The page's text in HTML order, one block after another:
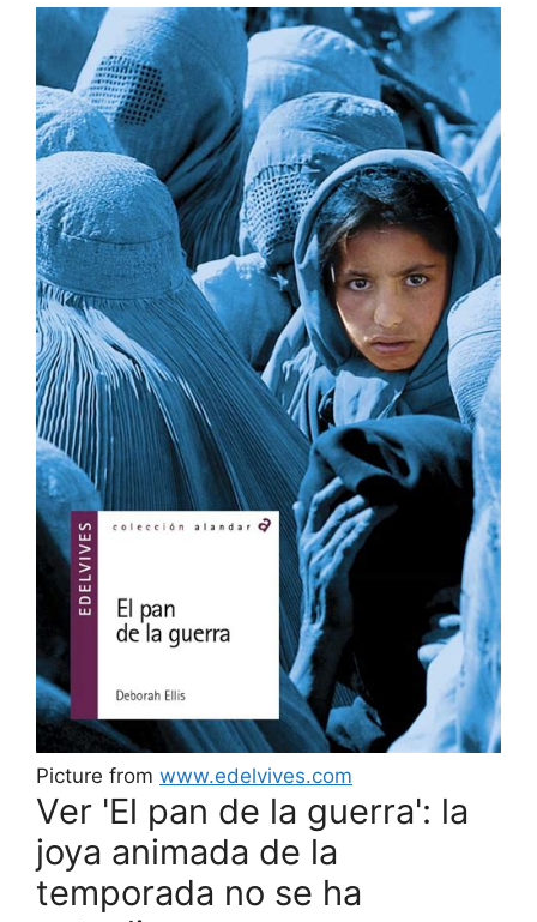
Picture from www.edelvives.com
Ver 'El pan de la guerra': la
joya animada de la
temporada no se ha